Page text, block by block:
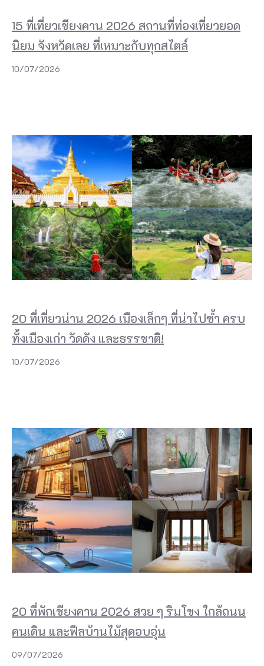
15 ที่เที่ยวเชียงคาน 2026 สถานที่ท่องเที่ยวยอด
นิยม จังหวัดเลย ที่เหมาะกับทุกสไตล์
10/07/2026
20 ที่เที่ยวน่าน 2026 เมืองเล็กๆ ที่น่าไปซ้ำ ครบ
ทั้งเมืองเก่า วัดดัง และธรรชาติ!
10/07/2026
20 ที่พักเชียงคาน 2026 สวย ๆ ริมโขง ใกล้ถนน
คนเดิน และฟีลบ้านไม้สุดอบอุ่น
09/07/2026